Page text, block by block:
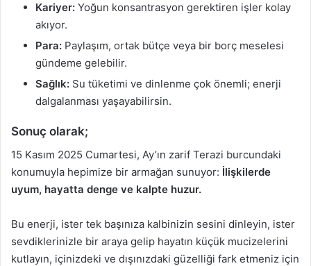
Kariyer: Yoğun konsantrasyon gerektiren işler kolay
akıyor.
Para: Paylaşım, ortak bütçe veya bir borç meselesi
gündeme gelebilir.
Sağlık: Su tüketimi ve dinlenme çok önemli; enerji
dalgalanması yaşayabilirsin.
Sonuç olarak;
15 Kasım 2025 Cumartesi, Ay’ın zarif Terazi burcundaki
konumuyla hepimize bir armağan sunuyor: İlişkilerde
uyum, hayatta denge ve kalpte huzur.
Bu enerji, ister tek başınıza kalbinizin sesini dinleyin, ister
sevdiklerinizle bir araya gelip hayatın küçük mucizelerini
kutlayın, içinizdeki ve dışınızdaki güzelliği fark etmeniz için